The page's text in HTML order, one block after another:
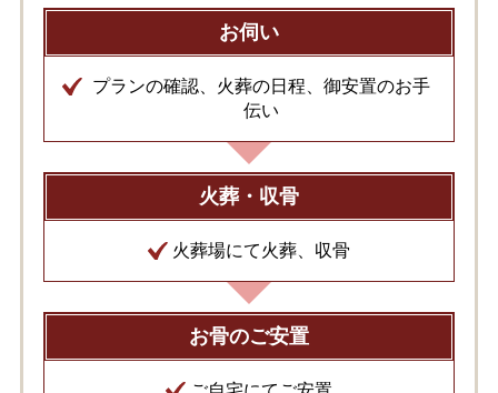
お伺い
プランの確認、火葬の日程、御安置のお手
伝い
火葬・収骨
火葬場にて火葬、収骨
お骨のご安置